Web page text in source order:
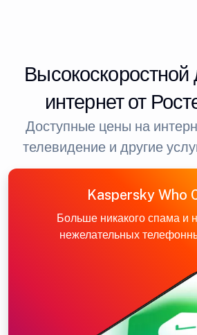
интернет от
Доступные цены на
телевидение и другие
Kaspersky Who
Больше никакого спама и
нежелательных